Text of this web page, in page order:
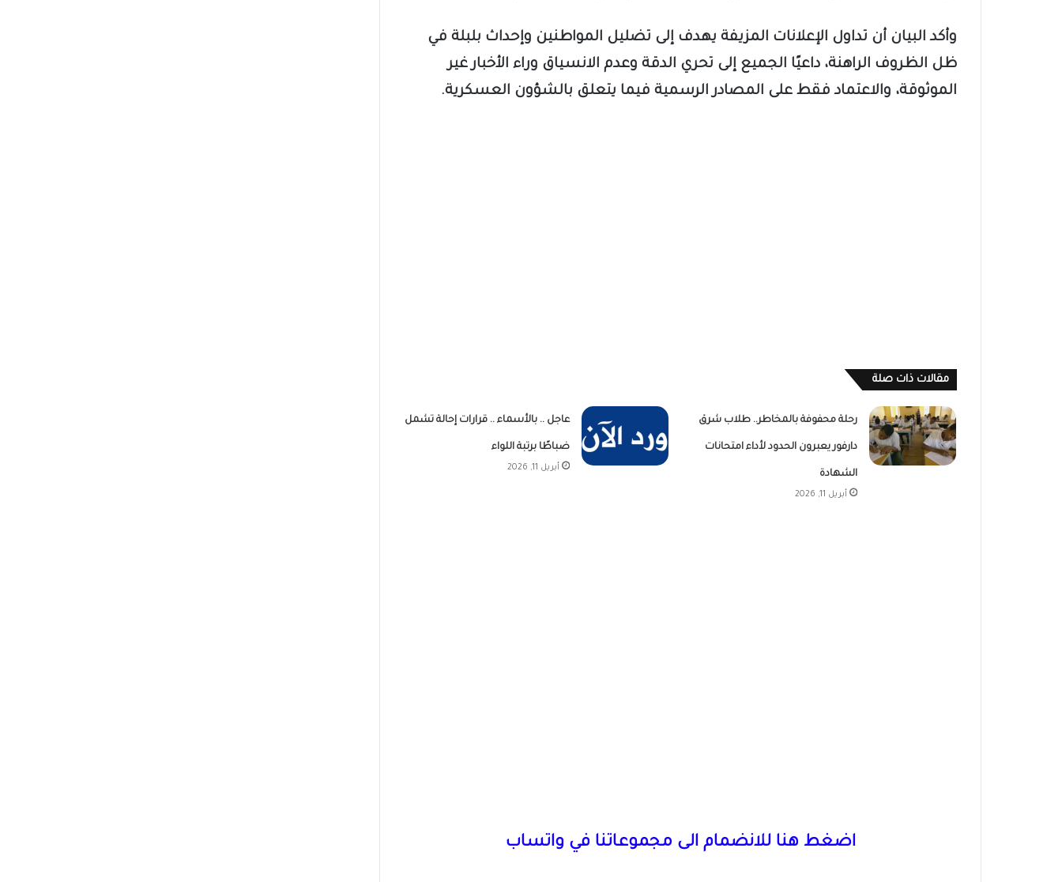
وأكد البيان أن تداول الإعلانات المزيفة يهدف إلى تضليل المواطنين وإحداث بلبلة في
ظل الظروف الراهنة، داعيًا الجميع إلى تحري الدقة وعدم الانسياق وراء الأخبار غير
الموثوقة، والاعتماد فقط على المصادر الرسمية فيما يتعلق بالشؤون العسكرية.
مقالات ذات صلة
رحلة محفوفة بالمخاطر.. طلاب شرق
دارفور يعبرون الحدود لأداء امتحانات
الشهادة
أبريل 11, 2026
عاجل .. بالأسماء .. قرارات إحالة تشمل
ضباطًا برتبة اللواء
أبريل 11, 2026
اضغط هنا للانضمام الى مجموعاتنا في واتساب